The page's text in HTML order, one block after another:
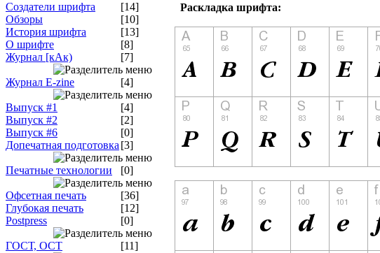
Создатели шрифта
[14]
Обзоры
[10]
История шрифта
[13]
О шрифте
[8]
Журнал [кАк)
[7]
Журнал E-zine [4]
Выпуск #1
[4]
Выпуск #2
[2]
Выпуск #6
[0]
Допечатная подготовка [3]
Печатные технологии [0]
Офсетная печать
[36]
Глубокая печать
[12]
Postpress
[0]
ГОСТ, ОСТ [11]
Раскладка шрифта: